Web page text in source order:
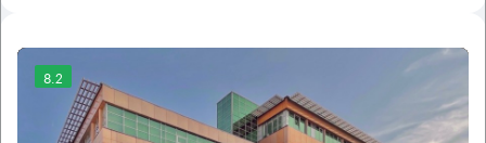
8.2